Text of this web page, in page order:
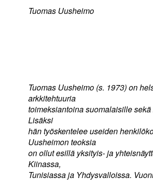
Tuomas Uusheimo
Tuomas Uusheimo (s. 1973) on
arkkitehtuuria
toimeksiantoina suomalaisille
Lisäksi
hän työskentelee useiden
Uusheimon teoksia
on ollut esillä yksityis- ja
Kiinassa,
Tunisiassa ja Yhdysvalloissa.